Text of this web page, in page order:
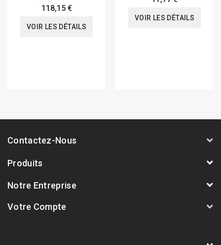
118,15 €
VOIR LES DÉTAILS
VOIR LES DÉTAILS
Contactez-Nous
Produits
Notre Entreprise
Votre Compte